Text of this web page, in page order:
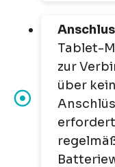
Tablet-
zur
über